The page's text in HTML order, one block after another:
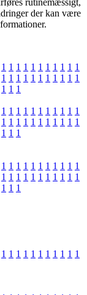
der kan være
1 1 1 1 1 1 1 1 1 1 1
1 1 1 1 1 1 1 1 1 1 1
1 1 1
1 1 1 1 1 1 1 1 1 1 1
1 1 1 1 1 1 1 1 1 1 1
1 1 1
1 1 1 1 1 1 1 1 1 1 1
1 1 1 1 1 1 1 1 1 1 1
1 1 1
1 1 1 1 1 1 1 1 1 1 1